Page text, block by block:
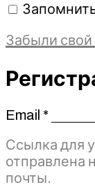
Забыли свой
Email *
Ссылка для
отправлена
почты.